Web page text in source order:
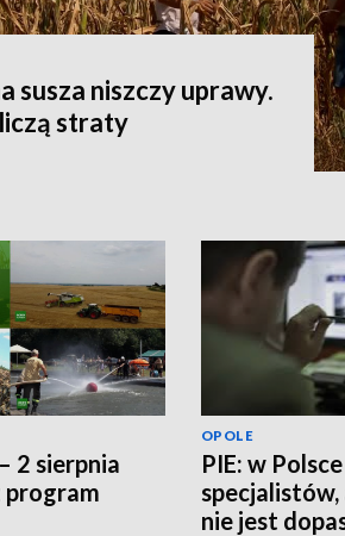
susza niszczy uprawy.
straty
2 sierpnia
program
OPOLE
PIE: w
specjalistów,
nie jest